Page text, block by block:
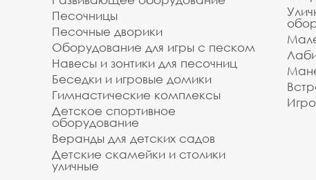
Песочницы
Песочные дворики
Оборудование для игры с песком
Навесы и зонтики для песочниц
Беседки и игровые домики
Гимнастические комплексы
Детское спортивное
оборудование
Веранды для детских садов
Детские скамейки и столики
уличные